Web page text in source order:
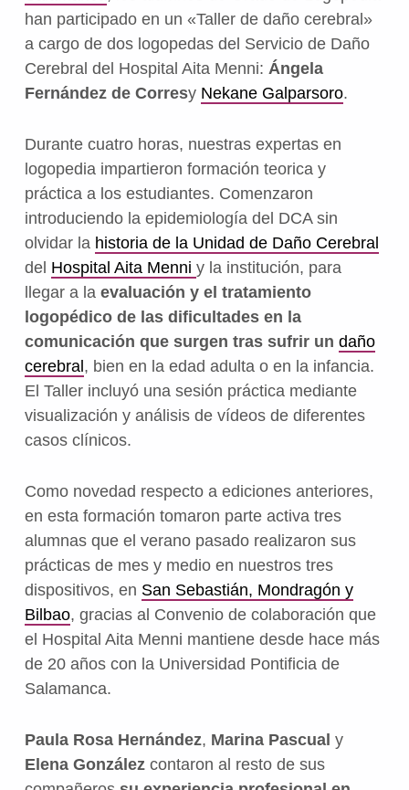
han participado en un «Taller de daño cerebral»
a cargo de dos logopedas del Servicio de Daño
Cerebral del Hospital Aita Menni: Ángela
Fernández de Corresy Nekane Galparsoro.
Durante cuatro horas, nuestras expertas en
logopedia impartieron formación teorica y
práctica a los estudiantes. Comenzaron
introduciendo la epidemiología del DCA sin
olvidar la historia de la Unidad de Daño Cerebral
del Hospital Aita Menni y la institución, para
llegar a la evaluación y el tratamiento
logopédico de las dificultades en la
comunicación que surgen tras sufrir un daño
cerebral, bien en la edad adulta o en la infancia.
El Taller incluyó una sesión práctica mediante
visualización y análisis de vídeos de diferentes
casos clínicos.
Como novedad respecto a ediciones anteriores,
en esta formación tomaron parte activa tres
alumnas que el verano pasado realizaron sus
prácticas de mes y medio en nuestros tres
dispositivos, en San Sebastián, Mondragón y
Bilbao, gracias al Convenio de colaboración que
el Hospital Aita Menni mantiene desde hace más
de 20 años con la Universidad Pontificia de
Salamanca.
Paula Rosa Hernández, Marina Pascual y
Elena Gonzálezcontaron al resto de sus